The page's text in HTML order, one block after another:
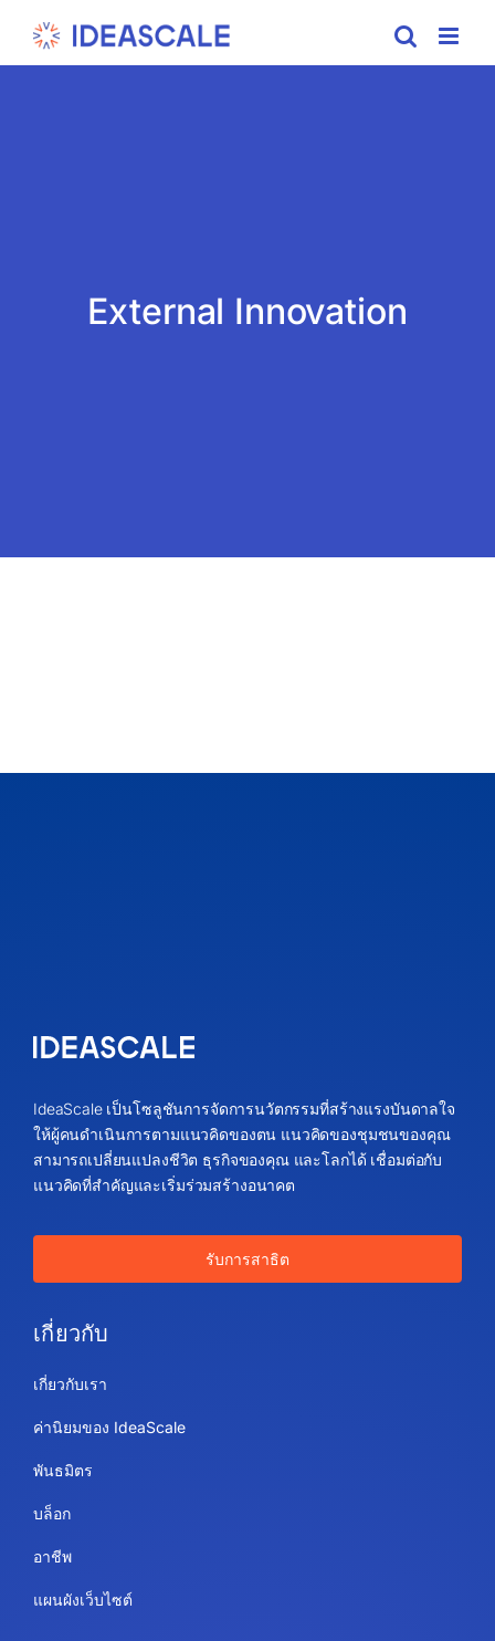
External Innovation
IdeaScale เป็นโซลูชันการจัดการนวัตกรรมที่สร้างแรงบันดาลใจ
ให้ผู้คนดำเนินการตามแนวคิดของตน แนวคิดของชุมชนของคุณ
สามารถเปลี่ยนแปลงชีวิต ธุรกิจของคุณ และโลกได้ เชื่อมต่อกับ
แนวคิดที่สำคัญและเริ่มร่วมสร้างอนาคต
รับการสาธิต
เกี่ยวกับ
เกี่ยวกับเรา
ค่านิยมของ IdeaScale
พันธมิตร
บล็อก
อาชีพ
แผนผังเว็บไซต์